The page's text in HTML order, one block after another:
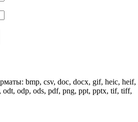
bmp, csv, doc, docx, gif, heic, heif,
odt, odp, ods, pdf, png, ppt, pptx, tif, tiff,